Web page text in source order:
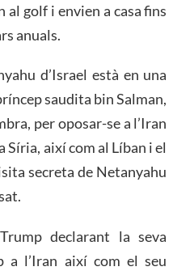
al golf i envien a casa fins
anuals.
d’Israel està en una
saudita bin Salman,
per oposar-se a l’Iran
Síria, així com al Líban i el
secreta de Netanyahu
declarant la seva
a l’Iran així com el seu